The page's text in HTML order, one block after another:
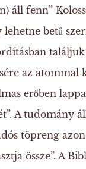
áll fenn”
betű
az atommal
erőben
A tudomány
töpreng
össze”. A